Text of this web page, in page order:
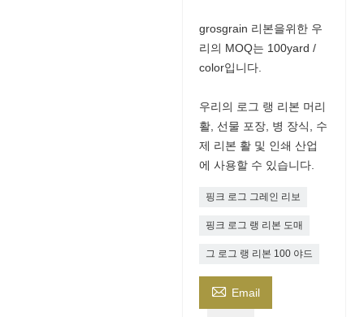
grosgrain 리본을위한 우
리의 MOQ는 100yard /
color입니다.
우리의 로그 랭 리본 머리
활, 선물 포장, 병 장식, 수
제 리본 활 및 인쇄 산업
에 사용할 수 있습니다.
핑크 로그 그레인 리보
핑크 로그 랭 리본 도매
그 로그 랭 리본 100 야드
 Email